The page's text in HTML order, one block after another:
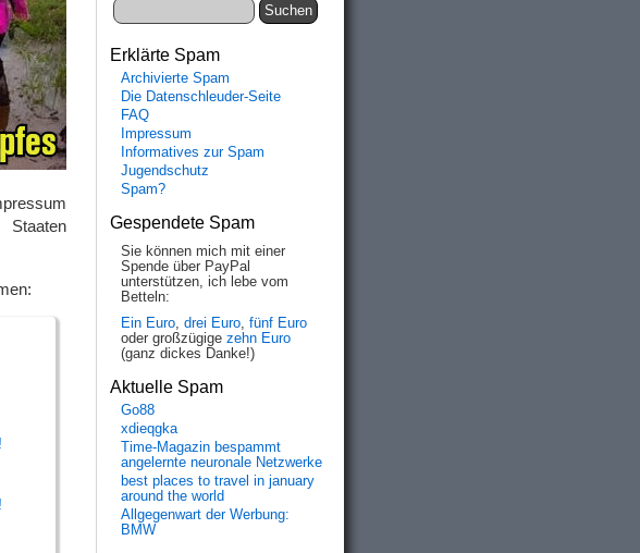
Staaten
Erklärte Spam
Archivierte Spam
Die Datenschleuder-Seite
FAQ
Impressum
Informatives zur Spam
Jugendschutz
Spam?
Gespendete Spam
Sie können mich mit einer
Spende über PayPal
unterstützen, ich lebe vom
Betteln:
Ein Euro, drei Euro, fünf Euro
oder großzügige zehn Euro
(ganz dickes Danke!)
Aktuelle Spam
Go88
xdieqgka
Time-Magazin bespammt
angelernte neuronale Netzwerke
best places to travel in january
around the world
Allgegenwart der Werbung:
BMW